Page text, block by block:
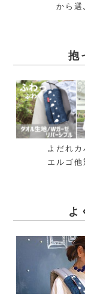
から選
抱
よだれカ
エルゴ他
よ